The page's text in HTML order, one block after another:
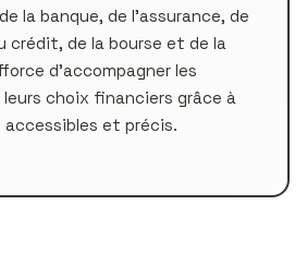
la banque, de l’assurance, de
crédit, de la bourse et de la
d’accompagner les
choix financiers grâce à
et précis.